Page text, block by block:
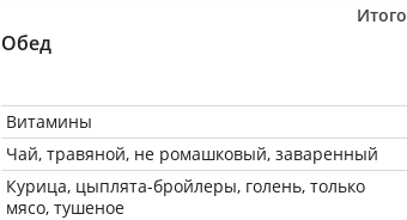
Итого
Обед
Витамины
Чай, травяной, не ромашковый, заваренный
Курица, цыплята-бройлеры, голень, только
мясо, тушеное